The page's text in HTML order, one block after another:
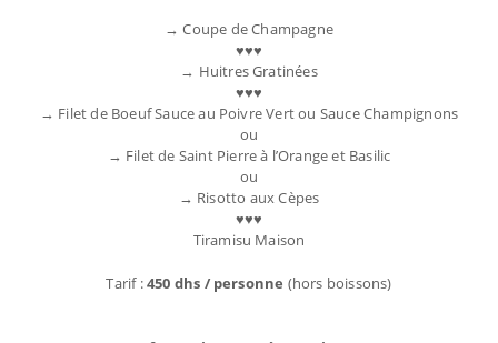
→ Coupe de Champagne
♥♥♥
→ Huitres Gratinées
♥♥♥
→ Filet de Boeuf Sauce au Poivre Vert ou Sauce Champignons
ou
→ Filet de Saint Pierre à l’Orange et Basilic
ou
→ Risotto aux Cèpes
♥♥♥
Tiramisu Maison
Tarif :450 dhs / personne (hors boissons)